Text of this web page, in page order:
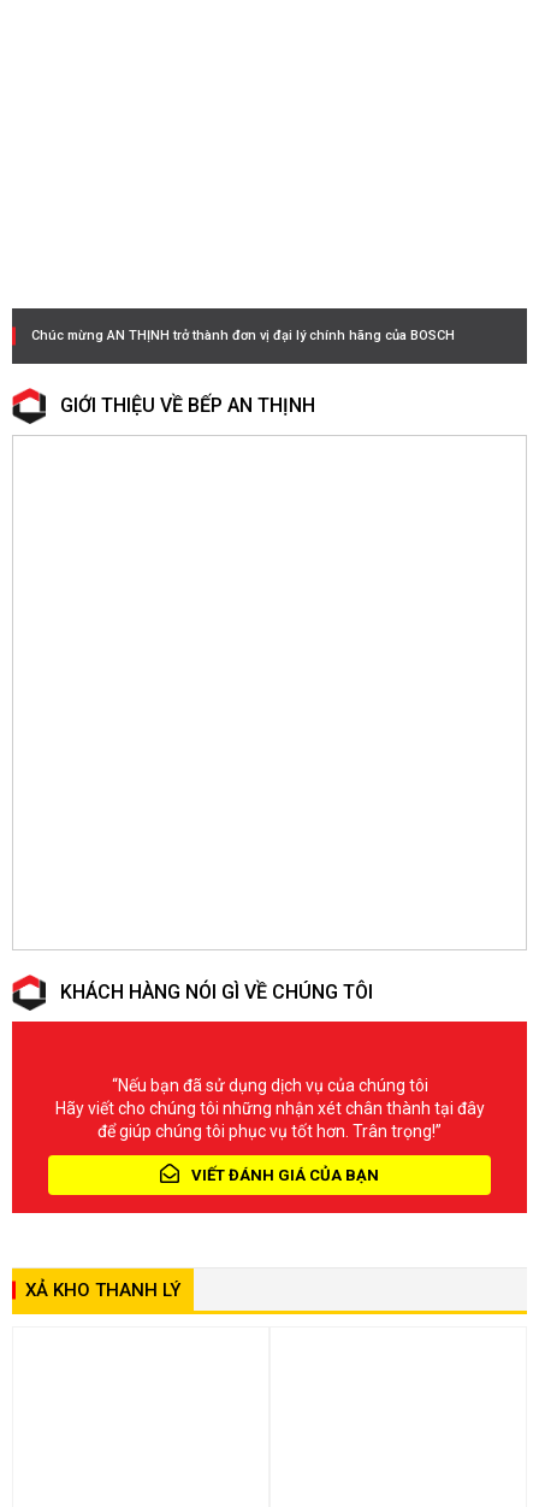
Chúc mừng AN THỊNH trở thành đơn vị đại lý chính hãng của BOSCH
GIỚI THIỆU VỀ BẾP AN THỊNH
KHÁCH HÀNG NÓI GÌ VỀ CHÚNG TÔI
“Nếu bạn đã sử dụng dịch vụ của chúng tôi
Hãy viết cho chúng tôi những nhận xét chân thành tại đây
để giúp chúng tôi phục vụ tốt hơn. Trân trọng!”
VIẾT ĐÁNH GIÁ CỦA BẠN
XẢ KHO THANH LÝ